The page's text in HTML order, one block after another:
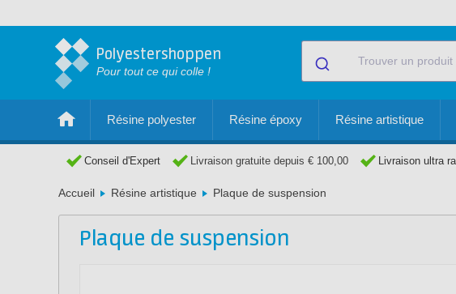
Polyestershoppen
Pour tout ce qui colle !
Résine polyester Résine époxy Résine artistique
Conseil d'Expert Livraison gratuite depuis € 100,00 Livraison ultra
Accueil Résine artistique Plaque de suspension
Plaque de suspension